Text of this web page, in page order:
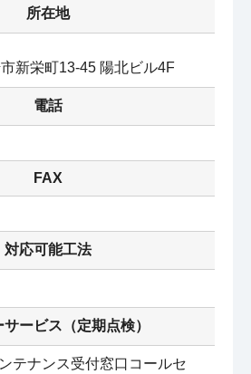
所在地
新栄町13-45 陽北ビル4F
電話
FAX
対応可能工法
ービス（定期点検）
テナンス受付窓口コールセ